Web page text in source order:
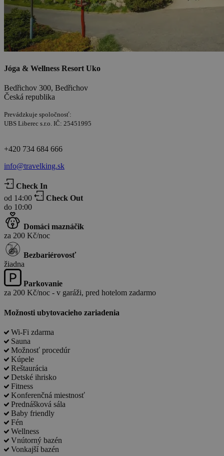
Jóga & Wellness Resort Uko
Bedřichov 300, Bedřichov
Česká republika
Prevádzkuje spoločnosť:
UBS Liberec s.r.o. IČ: 25451995
+420 734 684 666
info@travelking.sk
Check In
od 14:00
Check Out
do 10:00
Domáci maznáčik
za 200 Kč/noc
Bezbariérovosť
žiadna
Parkovanie
za 200 Kč/noc - v garáži, pred hotelom zadarmo
Možnosti ubytovacieho zariadenia
Wi-Fi zdarma
Sauna
Možnosť procedúr
Kúpele
Reštaurácia
Detské ihrisko
Fitness
Konferenčná miestnosť
Prednášková sála
Baby friendly
Fén
Wellness
Vnútorný bazén
Vonkajší bazén